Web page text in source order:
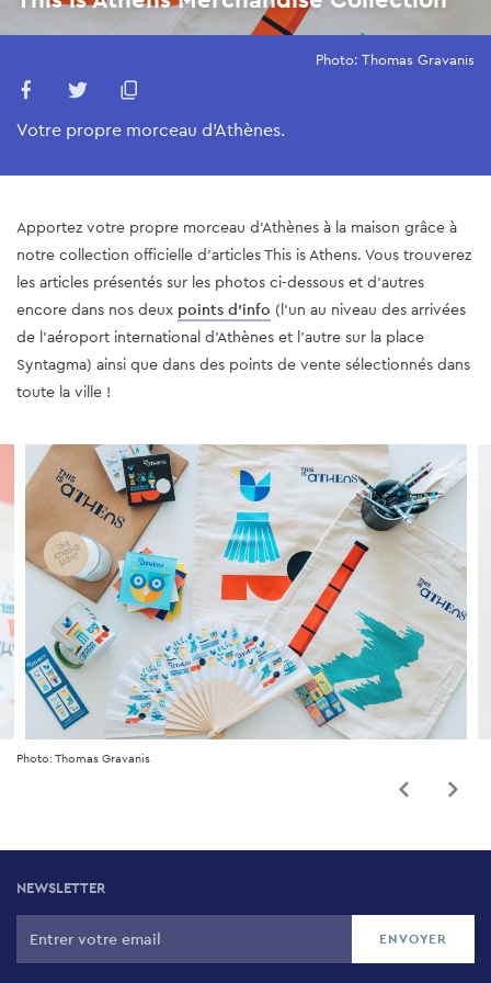
Photo: Thomas Gravanis
Votre propre morceau d'Athènes.
Apportez votre propre morceau d'Athènes à la maison grâce à
notre collection officielle d'articles This is Athens. Vous trouverez
les articles présentés sur les photos ci-dessous et d'autres
encore dans nos deux points d'info (l'un au niveau des arrivées
de l'aéroport international d'Athènes et l'autre sur la place
Syntagma) ainsi que dans des points de vente sélectionnés dans
toute la ville !
Photo: Thomas Gravanis
NEWSLETTER